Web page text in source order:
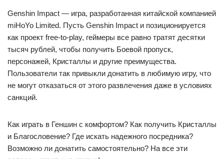
Genshin Impact — игра, разработанная китайской компанией
miHoYo Limited. Пусть Genshin Impact и позиционируется
как проект free-to-play, геймеры все равно тратят десятки
тысяч рублей, чтобы получить Боевой пропуск,
персонажей, Кристаллы и другие преимущества.
Пользователи так привыкли донатить в любимую игру, что
не могут отказаться от этого развлечения даже в условиях
санкций.
Как играть в Геншин с комфортом? Как получить Кристаллы
и Благословение? Где искать надежного посредника?
Возможно ли донатить самостоятельно? На все эти